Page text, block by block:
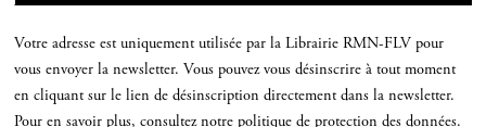
Votre adresse est uniquement utilisée par la Librairie RMN-FLV pour
vous envoyer la newsletter. Vous pouvez vous désinscrire à tout moment
en cliquant sur le lien de désinscription directement dans la newsletter.
Pour en savoir plus, consultez notre politique de protection des données.